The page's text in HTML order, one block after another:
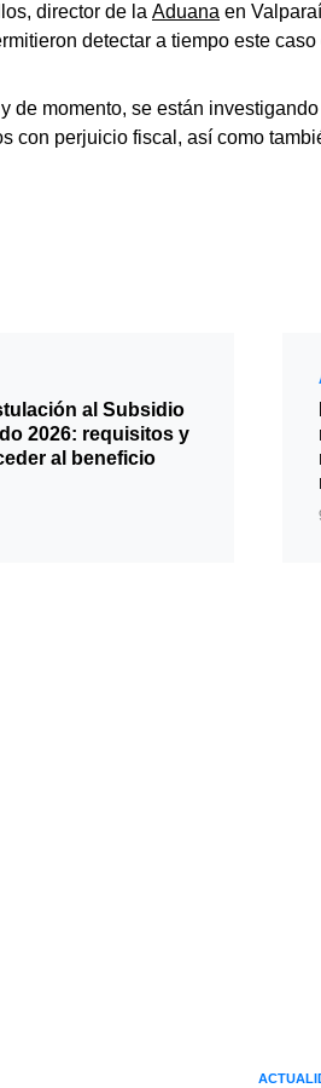
director de la Aduana en
detectar a tiempo este
de momento, se están
con perjuicio fiscal, así como
al Subsidio
2026: requisitos y
al beneficio